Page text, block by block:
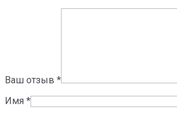
Ваш отзыв *
Имя *